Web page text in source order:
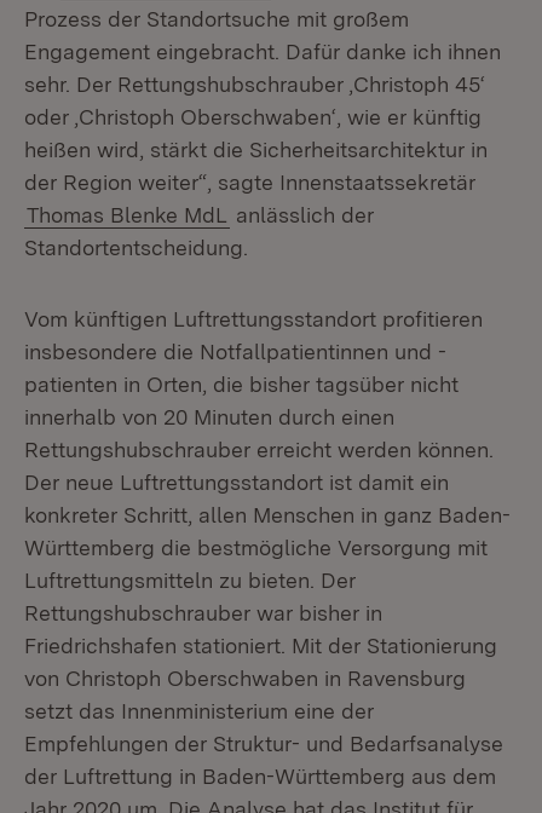
Prozess der Standortsuche mit großem
Engagement eingebracht. Dafür danke ich ihnen
sehr. Der Rettungshubschrauber ‚Christoph 45‘
oder ‚Christoph Oberschwaben‘, wie er künftig
heißen wird, stärkt die Sicherheitsarchitektur in
der Region weiter“, sagte Innenstaatssekretär
Thomas Blenke MdL
anlässlich der
Standortentscheidung.
Vom künftigen Luftrettungsstandort profitieren
insbesondere die Notfallpatientinnen und -
patienten in Orten, die bisher tagsüber nicht
innerhalb von 20 Minuten durch einen
Rettungshubschrauber erreicht werden können.
Der neue Luftrettungsstandort ist damit ein
konkreter Schritt, allen Menschen in ganz Baden-
Württemberg die bestmögliche Versorgung mit
Luftrettungsmitteln zu bieten. Der
Rettungshubschrauber war bisher in
Friedrichshafen stationiert. Mit der Stationierung
von Christoph Oberschwaben in Ravensburg
setzt das Innenministerium eine der
Empfehlungen der Struktur- und Bedarfsanalyse
der Luftrettung in Baden-Württemberg aus dem